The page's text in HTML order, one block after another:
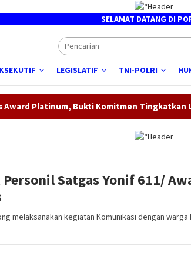
SELAMAT DATANG DI PORTAL
LEGISLATIF TNI-POLRI
Bukti Komitmen Tingkatkan Layanan
Satgas Yonif 611/
melaksanakan kegiatan Komunikasi dengan warga